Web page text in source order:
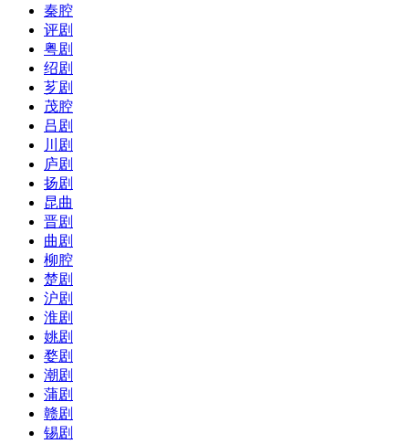
秦腔
评剧
粤剧
绍剧
芗剧
茂腔
吕剧
川剧
庐剧
扬剧
昆曲
晋剧
曲剧
柳腔
楚剧
沪剧
淮剧
姚剧
婺剧
潮剧
蒲剧
赣剧
锡剧